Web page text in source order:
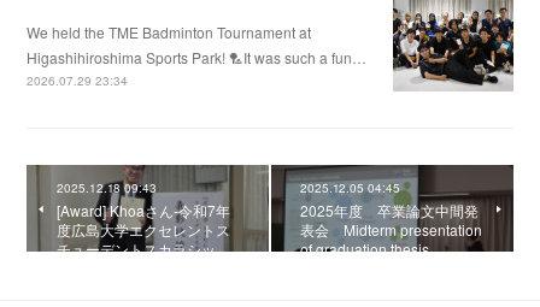
We held the TME Badminton Tournament at
Higashihiroshima Sports Park! 🏸It was such a fun…
2026.07.29 23:34
2025.12.18 09:43
[Award] Khoaさん-令和7年
度広島大学エクセレントス
チューデントスカラシッ…
2025.12.05 04:45
2025年度 卒業論文中間発
表会 Midterm presentation
of graduation thesis